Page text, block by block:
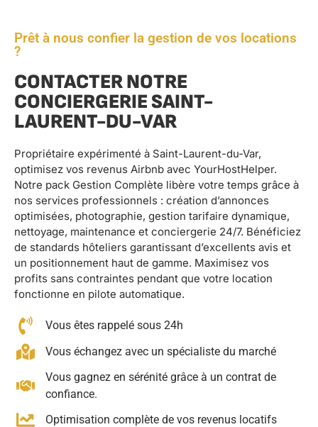
Prêt à nous confier la gestion de vos locations
?
CONTACTER NOTRE
CONCIERGERIE SAINT-
LAURENT-DU-VAR
Propriétaire expérimenté à Saint-Laurent-du-Var,
optimisez vos revenus Airbnb avec YourHostHelper.
Notre pack Gestion Complète libère votre temps grâce à
nos services professionnels : création d’annonces
optimisées, photographie, gestion tarifaire dynamique,
nettoyage, maintenance et conciergerie 24/7. Bénéficiez
de standards hôteliers garantissant d’excellents avis et
un positionnement haut de gamme. Maximisez vos
profits sans contraintes pendant que votre location
fonctionne en pilote automatique.
Vous êtes rappelé sous 24h
Vous échangez avec un spécialiste du marché
Vous gagnez en sérénité grâce à un contrat de
confiance.
Optimisation complète de vos revenus locatifs